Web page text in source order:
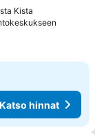
Kista
Katso hinnat